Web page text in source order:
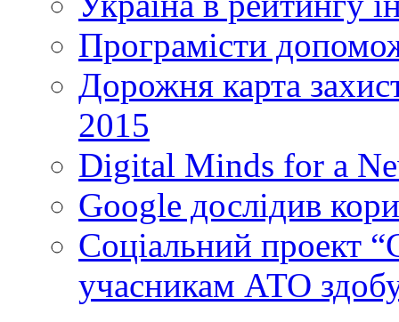
Програмісти
Дорожня карта
2015
Digital Minds for a
Google дослідив
Cоціальний проект
учасникам АТО